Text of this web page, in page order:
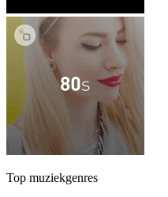
Top muziekgenres